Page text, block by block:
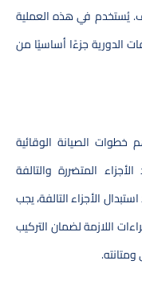
يُستخدم في هذه العملية
الدورية جزءًا أساسيًا من
خطوات الصيانة الوقائية
المتضررة والتالفة
الأجزاء التالفة، يجب
اللازمة لضمان التركيب